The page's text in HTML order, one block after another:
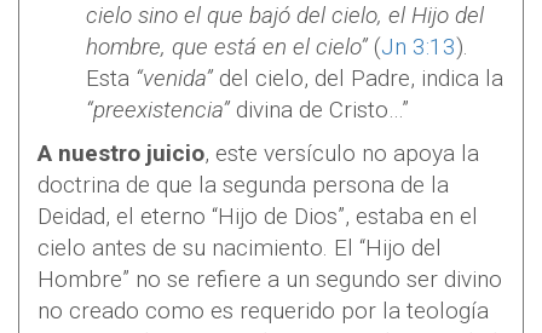
cielo sino el que bajó del cielo, el Hijo del
hombre, que está en el cielo” (Jn 3:13).
Esta “venida”del cielo, del Padre, indica la
“preexistencia”divina de Cristo…”
A nuestro juicio, este versículo no apoya la
doctrina de que la segunda persona de la
Deidad, el eterno “Hijo de Dios”, estaba en el
cielo antes de su nacimiento. El “Hijo del
Hombre” no se refiere a un segundo ser divino
no creado como es requerido por la teología